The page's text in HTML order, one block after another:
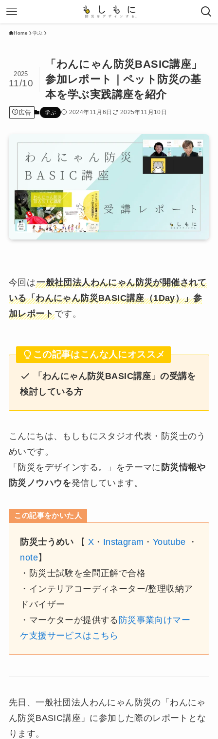
Home 学ぶ
「わんにゃん防災BASIC講座」
参加レポート｜ペット防災の基
本を学ぶ実践講座を紹介
2025
11/10
広告 学ぶ 2024年11月6日 2025年11月10日
今回は一般社団法人わんにゃん防災が開催されて
いる「わんにゃん防災BASIC講座（1Day）」参
加レポートです。
この記事はこんな人にオススメ
「わんにゃん防災BASIC講座」の受講を
検討している方
こんにちは、もしもにスタジオ代表・防災士のう
めいです。
「防災をデザインする。」をテーマに 防災情報や
防災ノウハウを発信しています。
この記事をかいた人
防災士うめい 【 X ・ Instagram ・ Youtube ・
note】
・防災士試験を全問正解で合格
・インテリアコーディネーター/整理収納ア
ドバイザー
・マーケターが提供する 防災事業向けマー
ケ支援サービスはこちら
先日、一般社団法人わんにゃん防災の「わんにゃ
ん防災BASIC講座」に参加した際のレポートとな
ります。